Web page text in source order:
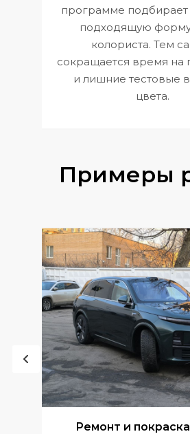
программе подбирает
подходящую
колориста. Тем
сокращается время на
и лишние тестовые
цвета.
Примеры
Ремонт и